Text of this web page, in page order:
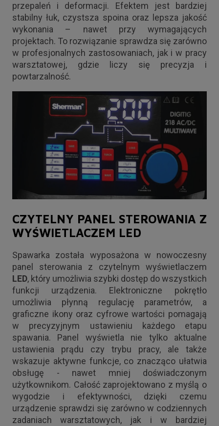
przepaleń i deformacji. Efektem jest bardziej
stabilny łuk, czystsza spoina oraz lepsza jakość
wykonania – nawet przy wymagających
projektach. To rozwiązanie sprawdza się zarówno
w profesjonalnych zastosowaniach, jak i w pracy
warsztatowej, gdzie liczy się precyzja i
powtarzalność.
CZYTELNY PANEL STEROWANIA Z
WYŚWIETLACZEM LED
Spawarka została wyposażona w nowoczesny
panel sterowania z czytelnym wyświetlaczem
LED, który umożliwia szybki dostęp do wszystkich
funkcji urządzenia. Elektroniczne pokrętło
umożliwia płynną regulację parametrów, a
graficzne ikony oraz cyfrowe wartości pomagają
w precyzyjnym ustawieniu każdego etapu
spawania. Panel wyświetla nie tylko aktualne
ustawienia prądu czy trybu pracy, ale także
wskazuje aktywne funkcje, co znacząco ułatwia
obsługę - nawet mniej doświadczonym
użytkownikom. Całość zaprojektowano z myślą o
wygodzie i efektywności, dzięki czemu
urządzenie sprawdzi się zarówno w codziennych
zadaniach warsztatowych, jak i w bardziej